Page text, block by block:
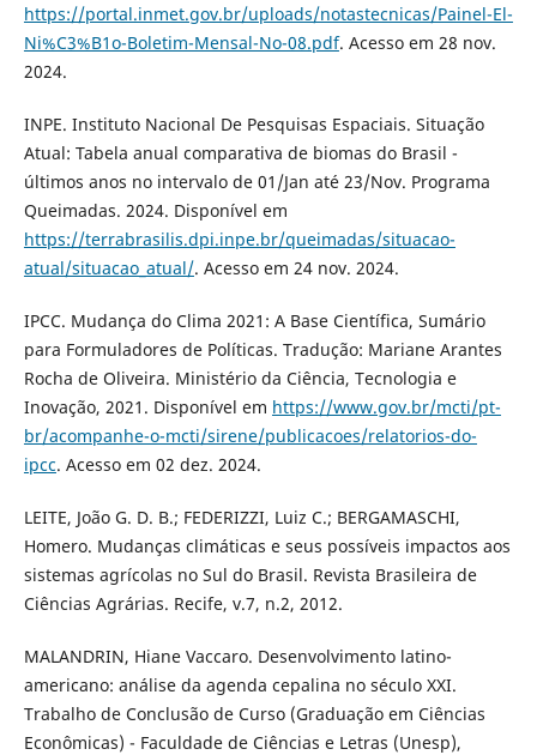
https://portal.inmet.gov.br/uploads/notastecnicas/Painel-El-
Ni%C3%B1o-Boletim-Mensal-No-08.pdf. Acesso em 28 nov.
2024.
INPE. Instituto Nacional De Pesquisas Espaciais. Situação
Atual: Tabela anual comparativa de biomas do Brasil -
últimos anos no intervalo de 01/Jan até 23/Nov. Programa
Queimadas. 2024. Disponível em
https://terrabrasilis.dpi.inpe.br/queimadas/situacao-
atual/situacao_atual/. Acesso em 24 nov. 2024.
IPCC. Mudança do Clima 2021: A Base Científica, Sumário
para Formuladores de Políticas. Tradução: Mariane Arantes
Rocha de Oliveira. Ministério da Ciência, Tecnologia e
Inovação, 2021. Disponível em https://www.gov.br/mcti/pt-
br/acompanhe-o-mcti/sirene/publicacoes/relatorios-do-
ipcc. Acesso em 02 dez. 2024.
LEITE, João G. D. B.; FEDERIZZI, Luiz C.; BERGAMASCHI,
Homero. Mudanças climáticas e seus possíveis impactos aos
sistemas agrícolas no Sul do Brasil. Revista Brasileira de
Ciências Agrárias. Recife, v.7, n.2, 2012.
MALANDRIN, Hiane Vaccaro. Desenvolvimento latino-
americano: análise da agenda cepalina no século XXI.
Trabalho de Conclusão de Curso (Graduação em Ciências
Econômicas) - Faculdade de Ciências e Letras (Unesp),